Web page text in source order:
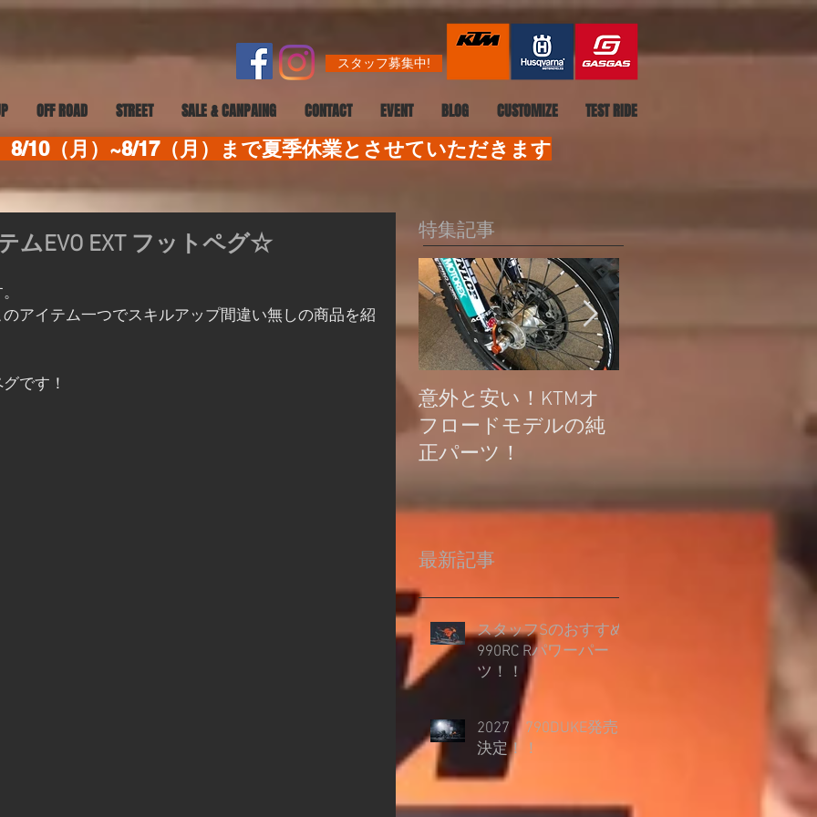
スタッフ募集中!
OFF ROAD STREET SALE & CANPAING CONTACT EVENT BLOG CUSTOMIZE TEST RIDE
8/10（月）~8/17（月）まで夏季休業とさせていただきます
ムEVO EXT フットペグ☆
アイテム一つでスキルアップ間違い無しの商品を紹
グです！
特集記事
意外と安い！KTMオ
フロードモデルの純
正パーツ！
最新記事
スタッフSのおすすめ
990RC Rパワーパー
ツ！！
2027 790DUKE発売
決定！！